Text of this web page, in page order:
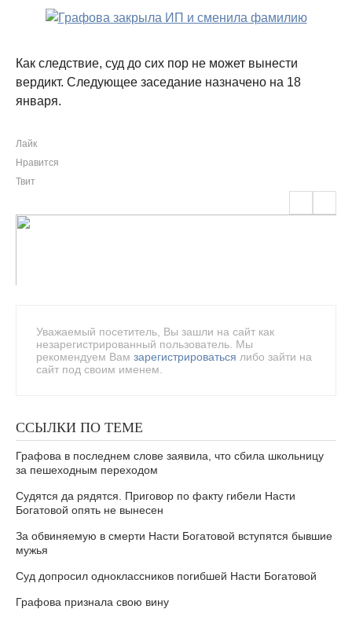
Как следствие, суд до сих пор не может вынести
вердикт. Следующее заседание назначено на 18
января.
Лайк
Нравится
Твит
Уважаемый посетитель, Вы зашли на сайт как
незарегистрированный пользователь. Мы
рекомендуем Вам зарегистрироваться либо зайти на
сайт под своим именем.
ССЫЛКИ ПО ТЕМЕ
Графова в последнем слове заявила, что сбила школьницу
за пешеходным переходом
Судятся да рядятся. Приговор по факту гибели Насти
Богатовой опять не вынесен
За обвиняемую в смерти Насти Богатовой вступятся бывшие
мужья
Суд допросил одноклассников погибшей Насти Богатовой
Графова признала свою вину